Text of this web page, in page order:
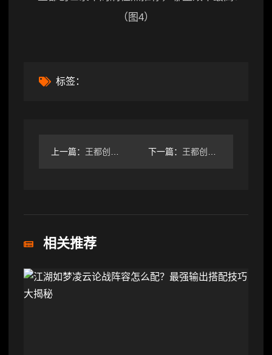
标签：
上一篇： 王都创世录本周周常刷怪地点全攻略 下一篇： 王都创世录本周刷怪地点大揭秘 法系玩家喜提新副本
相关推荐